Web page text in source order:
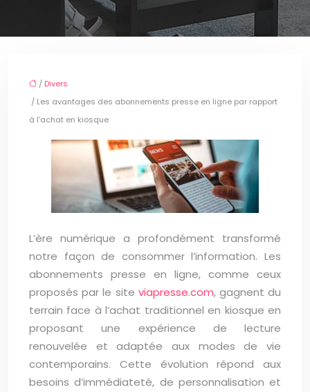
/ Divers
/ Les avantages des abonnements presse en ligne par rapport
à l’achat en kiosque
L’ère numérique a profondément transformé
notre façon de consommer l’information. Les
abonnements presse en ligne, comme ceux
proposés par le site viapresse.com, gagnent du
terrain face à l’achat traditionnel en kiosque en
proposant une expérience de lecture
renouvelée et adaptée aux modes de vie
contemporains. Cette évolution répond aux
besoins d’immédiateté, de personnalisation et